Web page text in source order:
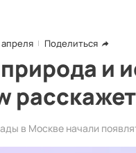
апреля Поделиться
и
в Москве начали